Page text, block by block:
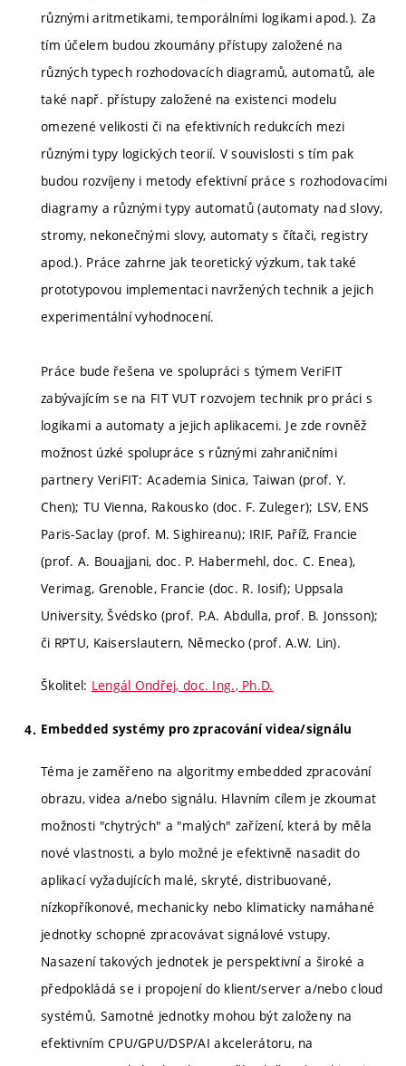
různými aritmetikami, temporálními logikami apod.). Za
tím účelem budou zkoumány přístupy založené na
různých typech rozhodovacích diagramů, automatů, ale
také např. přístupy založené na existenci modelu
omezené velikosti či na efektivních redukcích mezi
různými typy logických teorií. V souvislosti s tím pak
budou rozvíjeny i metody efektivní práce s rozhodovacími
diagramy a různými typy automatů (automaty nad slovy,
stromy, nekonečnými slovy, automaty s čítači, registry
apod.). Práce zahrne jak teoretický výzkum, tak také
prototypovou implementaci navržených technik a jejich
experimentální vyhodnocení.
Práce bude řešena ve spolupráci s týmem VeriFIT
zabývajícím se na FIT VUT rozvojem technik pro práci s
logikami a automaty a jejich aplikacemi. Je zde rovněž
možnost úzké spolupráce s různými zahraničními
partnery VeriFIT: Academia Sinica, Taiwan (prof. Y.
Chen); TU Vienna, Rakousko (doc. F. Zuleger); LSV, ENS
Paris-Saclay (prof. M. Sighireanu); IRIF, Paříž, Francie
(prof. A. Bouajjani, doc. P. Habermehl, doc. C. Enea),
Verimag, Grenoble, Francie (doc. R. Iosif); Uppsala
University, Švédsko (prof. P.A. Abdulla, prof. B. Jonsson);
či RPTU, Kaiserslautern, Německo (prof. A.W. Lin).
Školitel: Lengál Ondřej, doc. Ing., Ph.D.
Embedded systémy pro zpracování videa/signálu
Téma je zaměřeno na algoritmy embedded zpracování
obrazu, videa a/nebo signálu. Hlavním cílem je zkoumat
možnosti "chytrých" a "malých" zařízení, která by měla
nové vlastnosti, a bylo možné je efektivně nasadit do
aplikací vyžadujících malé, skryté, distribuované,
nízkopříkonové, mechanicky nebo klimaticky namáhané
jednotky schopné zpracovávat signálové vstupy.
Nasazení takových jednotek je perspektivní a široké a
předpokládá se i propojení do klient/server a/nebo cloud
systémů. Samotné jednotky mohou být založeny na
efektivním CPU/GPU/DSP/AI akcelerátoru, na